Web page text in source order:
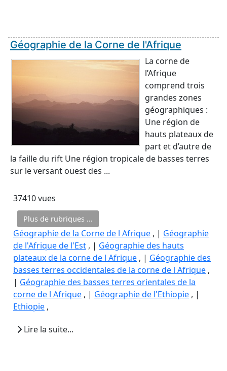
Géographie de la Corne de l'Afrique
La corne de
l’Afrique
comprend trois
grandes zones
géographiques :
Une région de
hauts plateaux de
part et d’autre de
la faille du rift Une région tropicale de basses terres
sur le versant ouest des ...
37410 vues
Plus de rubriques ...
Géographie de la Corne de l Afrique , | Géographie
de l'Afrique de l'Est , | Géographie des hauts
plateaux de la corne de l Afrique , | Géographie des
basses terres occidentales de la corne de l Afrique ,
| Géographie des basses terres orientales de la
corne de l Afrique , | Géographie de l'Ethiopie , |
Ethiopie ,
Lire la suite...